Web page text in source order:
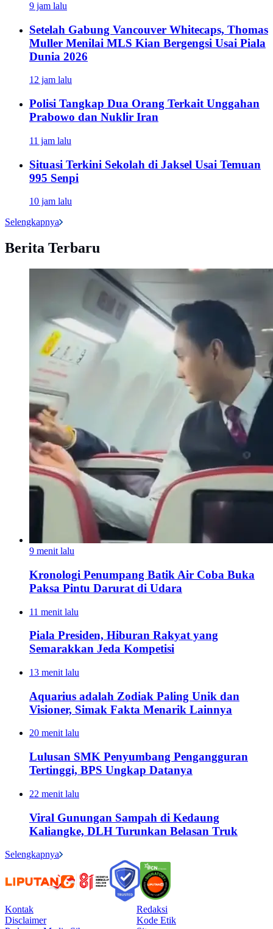
9 jam lalu
Setelah Gabung Vancouver Whitecaps, Thomas
Muller Menilai MLS Kian Bergengsi Usai Piala
Dunia 2026
12 jam lalu
Polisi Tangkap Dua Orang Terkait Unggahan
Prabowo dan Nuklir Iran
11 jam lalu
Situasi Terkini Sekolah di Jaksel Usai Temuan
995 Senpi
10 jam lalu
Selengkapnya
Berita Terbaru
9 menit lalu
Kronologi Penumpang Batik Air Coba Buka
Paksa Pintu Darurat di Udara
11 menit lalu
Piala Presiden, Hiburan Rakyat yang
Semarakkan Jeda Kompetisi
13 menit lalu
Aquarius adalah Zodiak Paling Unik dan
Visioner, Simak Fakta Menarik Lainnya
20 menit lalu
Lulusan SMK Penyumbang Pengangguran
Tertinggi, BPS Ungkap Datanya
22 menit lalu
Viral Gunungan Sampah di Kedaung
Kaliangke, DLH Turunkan Belasan Truk
Selengkapnya
Kontak
Redaksi
Disclaimer
Kode Etik